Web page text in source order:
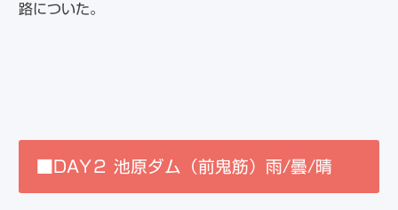
路についた。
■DAY２ 池原ダム（前鬼筋）雨/曇/晴